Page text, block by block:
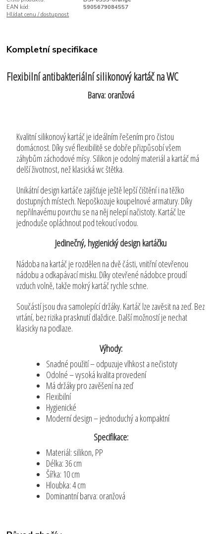
EAN kód:
5905679084557
Hlídat cenu / dostupnost
Kompletní specifikace
Flexibilní antibakteriální silikonový kartáč na WC
Barva: oranžová
Kvalitní silikonový kartáč je ideálním řešením pro čistou
domácnost. Díky své flexibilitě se dobře přizpůsobí všem
záhybům záchodové mísy. Silikon je odolný materiál a kartáč má
delší životnost, než klasická wc štětka.
Unikátní design kartáče zajišťuje ještě lepší čištění i na těžko
dostupných místech. Nepoškozuje koupelnové armatury. Díky
nepřilnavému povrchu se na něj nelepí načistoty. Kartáč lze
jednoduše opláchnout pod tekoucí vodou.
Jedinečný, hygienický design kartáčku
Nádoba na kartáč je rozdělen na dvě části, vnitřní otevřenou
nádobu a odkapávací misku. Díky otevřené nádobce proudí
vzduch volně, takže mokrý kartáč rychle schne.
Součástí jsou dva samolepící držáky. Kartáč lze zavěsit na zeď. Bez
vrtání, bez rizika prasknutí dlaždice. Další možností je nechat
klasicky na podlaze.
Výhody:
Snadné použití – odpuzuje vlhkost a nečistoty
Odolné – vysoká kvalita provedení
Má držáky pro zavěšení na zeď
Flexibilní
Hygienické
Moderní design – jednoduchý a kompaktní
Specifikace:
Materiál: silikon, PP
Délka: 36 cm
Šířka: 10 cm
Hloubka: 4 cm
Dominantní barva: oranžová